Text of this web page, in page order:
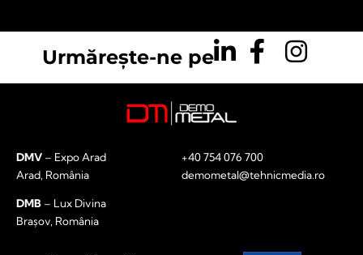
Urmărește-ne pe
DMV – Expo Arad
Arad, România
DMB – Lux Divina
Brașov, România
+40 754 076 700
demometal@tehnicmedia.ro